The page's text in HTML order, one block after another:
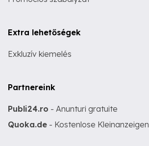
Extra lehetőségek
Exkluzív kiemelés
Partnereink
Publi24.ro - Anunturi gratuite
Quoka.de - Kostenlose Kleinanzeigen